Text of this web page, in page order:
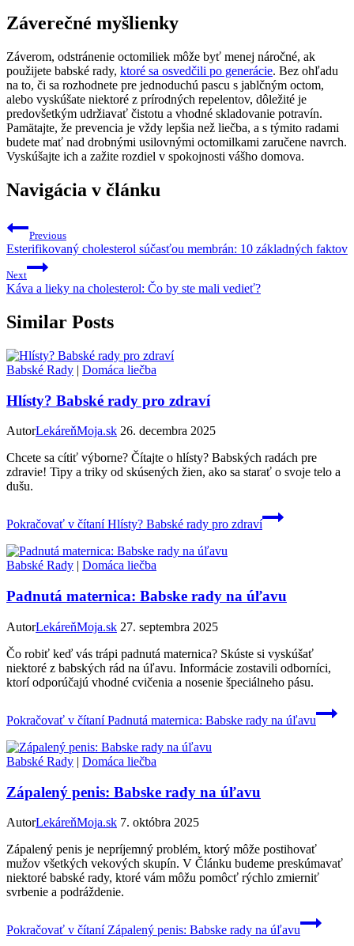
Záverečné myšlienky
Záverom, odstránenie octomiliek môže byť menej náročné, ak
použijete babské rady, ktoré sa osvedčili po generácie. Bez ohľadu
na to, či sa rozhodnete pre jednoduchú pascu s jablčným octom,
alebo vyskúšate niektoré z prírodných repelentov, dôležité je
predovšetkým udržiavať čistotu a vhodné skladovanie potravín.
Pamätajte, že prevencia je vždy lepšia než liečba, a s týmito radami
budete mať nad drobnými usilovnými octomilkami zaručene navrch.
Vyskúšajte ich a zažite rozdiel v spokojnosti vášho domova.
Navigácia v článku
Previous
Esterifikovaný cholesterol súčasťou membrán: 10 základných faktov
Next
Káva a lieky na cholesterol: Čo by ste mali vedieť?
Similar Posts
Babské Rady | Domáca liečba
Hlísty? Babské rady pro zdraví
AutorLekáreňMoja.sk 26. decembra 2025
Chcete sa cítiť výborne? Čítajte o hlísty? Babských radách pre
zdravie! Tipy a triky od skúsených žien, ako sa starať o svoje telo a
dušu.
Pokračovať v čítaníHlísty? Babské rady pro zdraví
Babské Rady | Domáca liečba
Padnutá maternica: Babske rady na úľavu
AutorLekáreňMoja.sk 27. septembra 2025
Čo robiť keď vás trápi padnutá maternica? Skúste si vyskúšať
niektoré z babských rád na úľavu. Informácie zostavili odborníci,
ktorí odporúčajú vhodné cvičenia a nosenie špeciálneho pásu.
Pokračovať v čítaníPadnutá maternica: Babske rady na úľavu
Babské Rady | Domáca liečba
Zápalený penis: Babske rady na úľavu
AutorLekáreňMoja.sk 7. októbra 2025
Zápalený penis je nepríjemný problém, ktorý môže postihovať
mužov všetkých vekových skupín. V Článku budeme preskúmavať
niektoré babské rady, ktoré vám môžu pomôcť rýchlo zmierniť
svrbenie a podráždenie.
Pokračovať v čítaníZápalený penis: Babske rady na úľavu